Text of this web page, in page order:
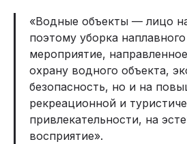
«Водные объекты — лицо
поэтому уборка
мероприятие,
охрану водного объекта,
безопасность, но и на
рекреационной и
привлекательности, на
восприятие».